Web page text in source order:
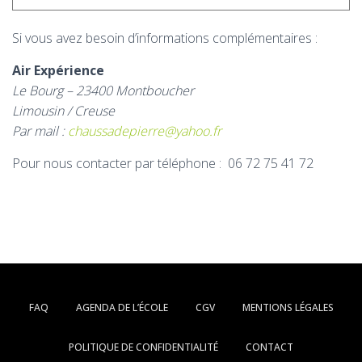
Si vous avez besoin d’informations complémentaires :
Air Expérience
Le Bourg – 23400 Montboucher
Limousin / Creuse
Par mail :chaussadepierre@yahoo.fr
Pour nous contacter par téléphone : 06 72 75 41 72
FAQ AGENDA DE L’ÉCOLE CGV MENTIONS LÉGALES
POLITIQUE DE CONFIDENTIALITÉ CONTACT